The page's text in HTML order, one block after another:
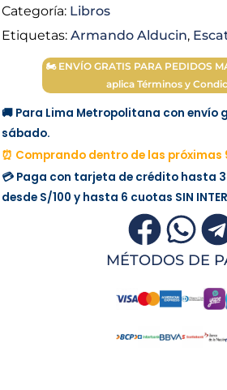
Alducin
cantidad
Categoría: Libros
Etiquetas: Armando Alducin,
🏍 ENVÍO GRATIS PARA PEDIDOS
aplica Términos y
🚚 Para Lima Metropolitana con envío
sábado.
⏰ Comprando dentro de las próximas
💳 Paga con tarjeta de crédito hasta
desde S/100 y hasta 6 cuotas SIN
MÉTODOS DE